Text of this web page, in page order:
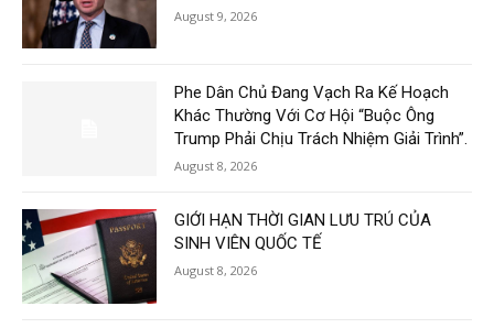
August 9, 2026
Phe Dân Chủ Đang Vạch Ra Kế Hoạch
Khác Thường Với Cơ Hội “Buộc Ông
Trump Phải Chịu Trách Nhiệm Giải Trình”.
August 8, 2026
GIỚI HẠN THỜI GIAN LƯU TRÚ CỦA
SINH VIÊN QUỐC TẾ
August 8, 2026